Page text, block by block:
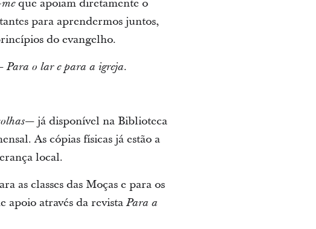
que apoiam diretamente o
para aprendermos juntos,
do evangelho.
Para o lar e para a igreja.
já disponível na Biblioteca
As cópias físicas já estão a
local.
as classes das Moças e para os
apoio através da revistaPara a